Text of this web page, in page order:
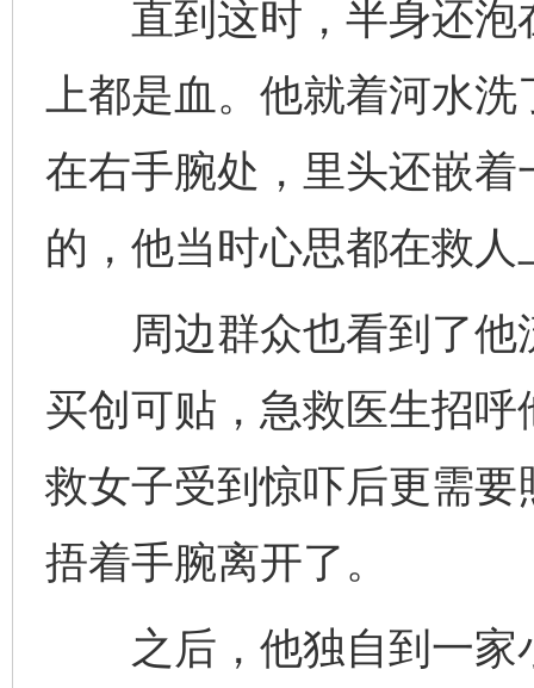
直到这时，半身还泡
上都是血。他就着河水
在右手腕处，里头还嵌
的，他当时心思都在救
周边群众也看到了他
买创可贴，急救医生招
救女子受到惊吓后更需
捂着手腕离开了。
之后，他独自到一家